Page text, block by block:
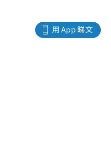
用 App 睇文